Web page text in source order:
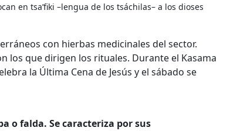
en tsa’fiki –lengua de los tsáchilas– a los dioses
con hierbas medicinales del sector.
los que dirigen los rituales. Durante el Kasama
la Última Cena de Jesús y el sábado se
o falda. Se caracteriza por sus